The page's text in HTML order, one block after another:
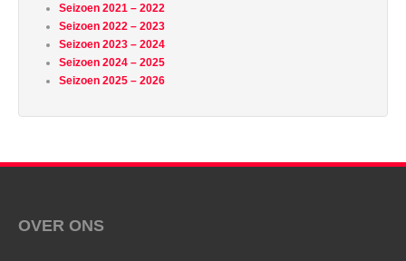
Seizoen 2021 – 2022
Seizoen 2022 – 2023
Seizoen 2023 – 2024
Seizoen 2024 – 2025
Seizoen 2025 – 2026
OVER ONS